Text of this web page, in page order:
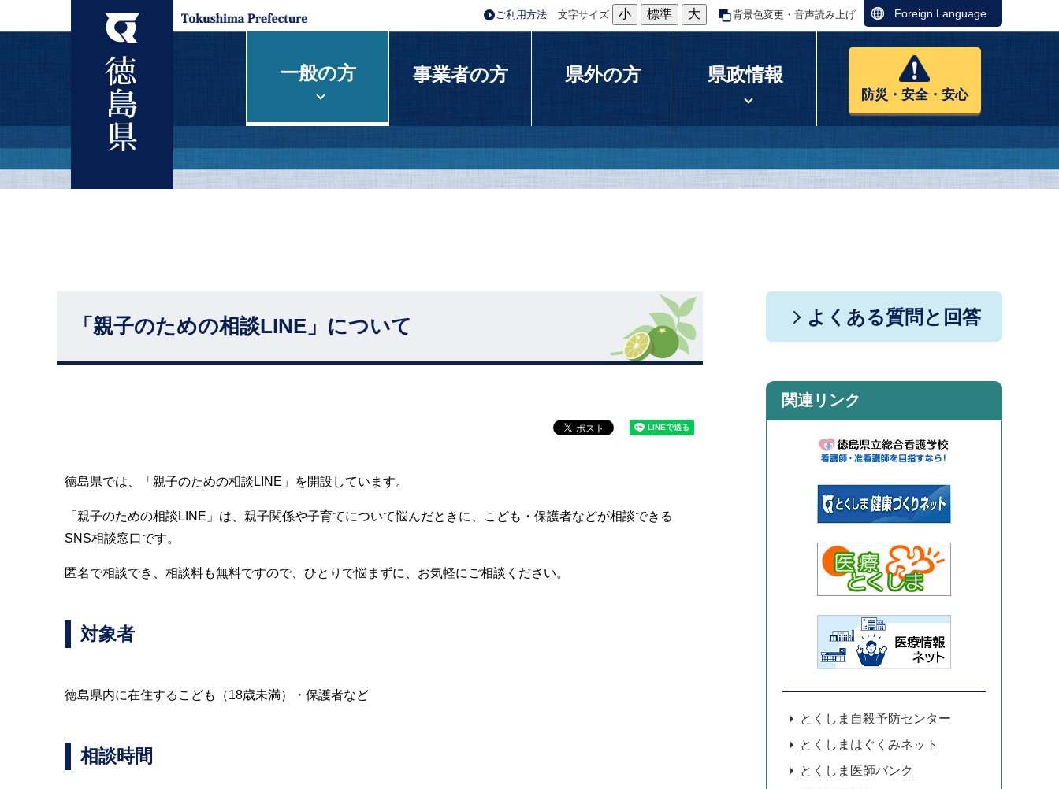
ご利用方法 文字サイズ 小 標準 大 背景色変更・音声読み上げ Foreign Language
一般の方 事業者の方 県外の方 県政情報
防災・安全・安心
「親子のための相談LINE」について
徳島県では、「親子のための相談LINE」を開設しています。
「親子のための相談LINE」は、親子関係や子育てについて悩んだときに、こども・保護者などが相談できる
SNS相談窓口です。
匿名で相談でき、相談料も無料ですので、ひとりで悩まずに、お気軽にご相談ください。
対象者
徳島県内に在住するこども（18歳未満）・保護者など
相談時間
よくある質問と回答
関連リンク
とくしま自殺予防センター
とくしまはぐくみネット
とくしま医師バンク